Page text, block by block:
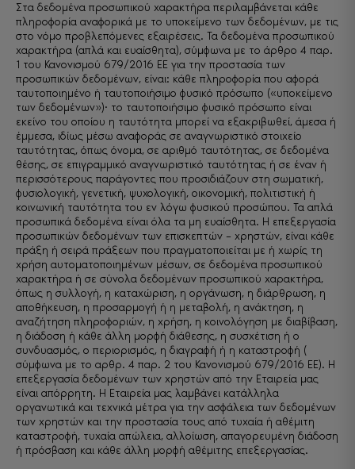
Στα δεδομένα προσωπικού χαρακτήρα περιλαμβάνεται κάθε
πληροφορία αναφορικά με το υποκείμενο των δεδομένων, με τις
στο νόμο προβλεπόμενες εξαιρέσεις. Τα δεδομένα προσωπικού
χαρακτήρα (απλά και ευαίσθητα), σύμφωνα με το άρθρο 4 παρ.
1 του Κανονισμού 679/2016 ΕΕ για την προστασία των
προσωπικών δεδομένων, είναι: κάθε πληροφορία που αφορά
ταυτοποιημένο ή ταυτοποιήσιμο φυσικό πρόσωπο («υποκείμενο
των δεδομένων»)· το ταυτοποιήσιμο φυσικό πρόσωπο είναι
εκείνο του οποίου η ταυτότητα μπορεί να εξακριβωθεί, άμεσα ή
έμμεσα, ιδίως μέσω αναφοράς σε αναγνωριστικό στοιχείο
ταυτότητας, όπως όνομα, σε αριθμό ταυτότητας, σε δεδομένα
θέσης, σε επιγραμμικό αναγνωριστικό ταυτότητας ή σε έναν ή
περισσότερους παράγοντες που προσιδιάζουν στη σωματική,
φυσιολογική, γενετική, ψυχολογική, οικονομική, πολιτιστική ή
κοινωνική ταυτότητα του εν λόγω φυσικού προσώπου. Τα απλά
προσωπικά δεδομένα είναι όλα τα μη ευαίσθητα. Η επεξεργασία
προσωπικών δεδομένων των επισκεπτών – χρηστών, είναι κάθε
πράξη ή σειρά πράξεων που πραγματοποιείται με ή χωρίς τη
χρήση αυτοματοποιημένων μέσων, σε δεδομένα προσωπικού
χαρακτήρα ή σε σύνολα δεδομένων προσωπικού χαρακτήρα,
όπως η συλλογή, η καταχώριση, η οργάνωση, η διάρθρωση, η
αποθήκευση, η προσαρμογή ή η μεταβολή, η ανάκτηση, η
αναζήτηση πληροφοριών, η χρήση, η κοινολόγηση με διαβίβαση,
η διάδοση ή κάθε άλλη μορφή διάθεσης, η συσχέτιση ή ο
συνδυασμός, ο περιορισμός, η διαγραφή ή η καταστροφή (
σύμφωνα με το αρθρ. 4 παρ. 2 του Κανονισμού 679/2016 ΕΕ). Η
επεξεργασία δεδομένων των χρηστών από την Εταιρεία μας
είναι απόρρητη. Η Εταιρεία μας λαμβάνει κατάλληλα
οργανωτικά και τεχνικά μέτρα για την ασφάλεια των δεδομένων
των χρηστών και την προστασία τους από τυχαία ή αθέμιτη
καταστροφή, τυχαία απώλεια, αλλοίωση, απαγορευμένη διάδοση
ή πρόσβαση και κάθε άλλη μορφή αθέμιτης επεξεργασίας.